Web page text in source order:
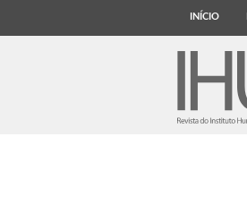
INÍCIO